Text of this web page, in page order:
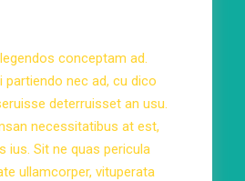
conceptam ad.
partiendo nec ad, cu dico
deterruisset an usu.
necessitatibus at est,
Sit ne quas pericula
ullamcorper, vituperata